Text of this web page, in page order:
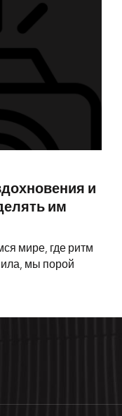
и
им
мире, где ритм
мы порой